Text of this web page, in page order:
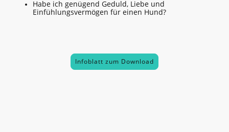
Habe ich genügend Geduld, Liebe und
Einfühlungsvermögen für einen Hund?
Infoblatt zum Download